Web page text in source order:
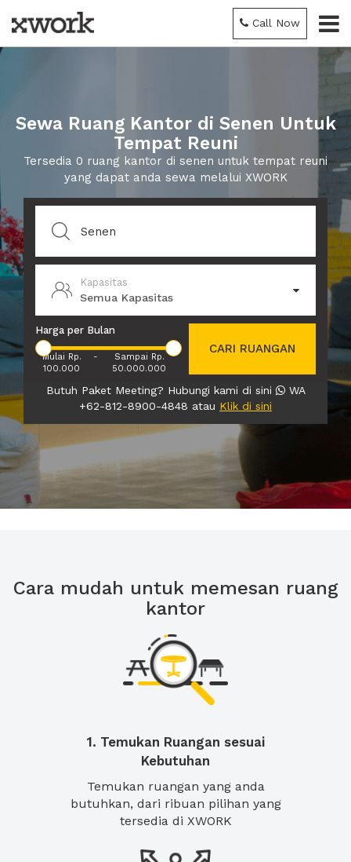
Call Now
Sewa Ruang Kantor di Senen Untuk
Tempat Reuni
Tersedia 0 ruang kantor di senen untuk tempat reuni
yang dapat anda sewa melalui XWORK
Kapasitas
Semua Kapasitas
Harga per Bulan
Mulai Rp.
100.000
-
Sampai Rp.
50.000.000
CARI RUANGAN
Butuh Paket Meeting? Hubungi kami di sini
WA
+62-812-8900-4848 atau Klik di sini
Cara mudah untuk memesan ruang
kantor
1. Temukan Ruangan sesuai
Kebutuhan
Temukan ruangan yang anda
butuhkan, dari ribuan pilihan yang
tersedia di XWORK